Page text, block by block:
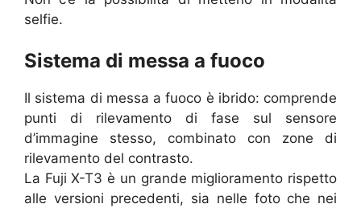
selfie.
Sistema di messa a fuoco
Il sistema di messa a fuoco è ibrido: comprende
punti di rilevamento di fase sul sensore
d’immagine stesso, combinato con zone di
rilevamento del contrasto.
La Fuji X-T3 è un grande miglioramento rispetto
alle versioni precedenti, sia nelle foto che nei